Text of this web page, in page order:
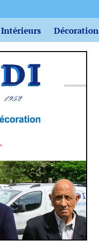
Intérieurs Décoration